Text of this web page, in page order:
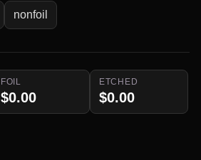
nonfoil
FOIL
$0.00
ETCHED
$0.00